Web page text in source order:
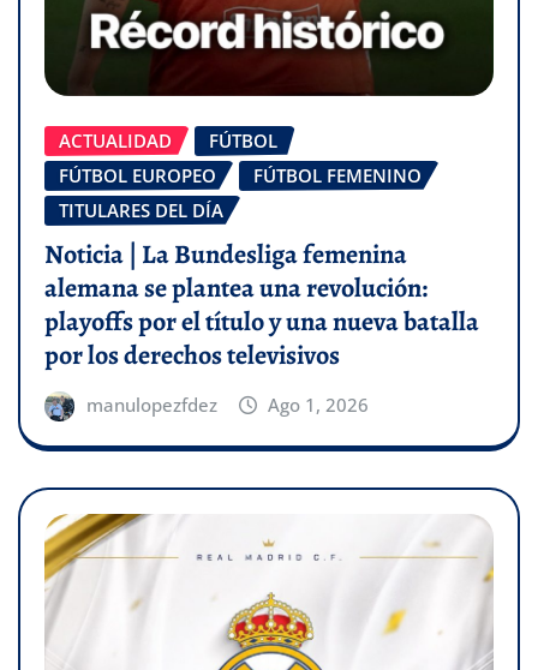
ACTUALIDAD
FÚTBOL
FÚTBOL EUROPEO
FÚTBOL FEMENINO
TITULARES DEL DÍA
Noticia | La Bundesliga femenina
alemana se plantea una revolución:
playoffs por el título y una nueva batalla
por los derechos televisivos
manulopezfdez Ago 1, 2026